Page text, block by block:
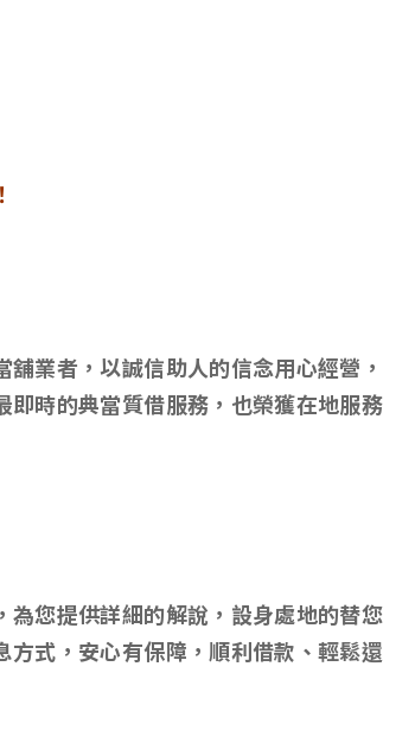
業者，以誠信助人的信念用心經營，
時的典當質借服務，也榮獲在地服務
您提供詳細的解說，設身處地的替您
式，安心有保障，順利借款、輕鬆還